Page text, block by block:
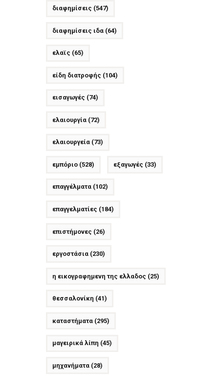
διαφημίσεις (547)
διαφημίσεις ιδα(64)
ελαϊς (65)
είδη διατροφής (104)
εισαγωγές (74)
ελαιουργία(72)
ελαιουργεία(73)
εμπόριο(528) εξαγωγές (33)
επαγγέλματα(102)
επαγγελματίες (184)
επιστήμονες (26)
εργοστάσια(230)
η εικογραφημενη της ελλαδος (25)
θεσσαλονίκη (41)
καταστήματα(295)
μαγειρικά λίπη (45)
μηχανήματα(28)